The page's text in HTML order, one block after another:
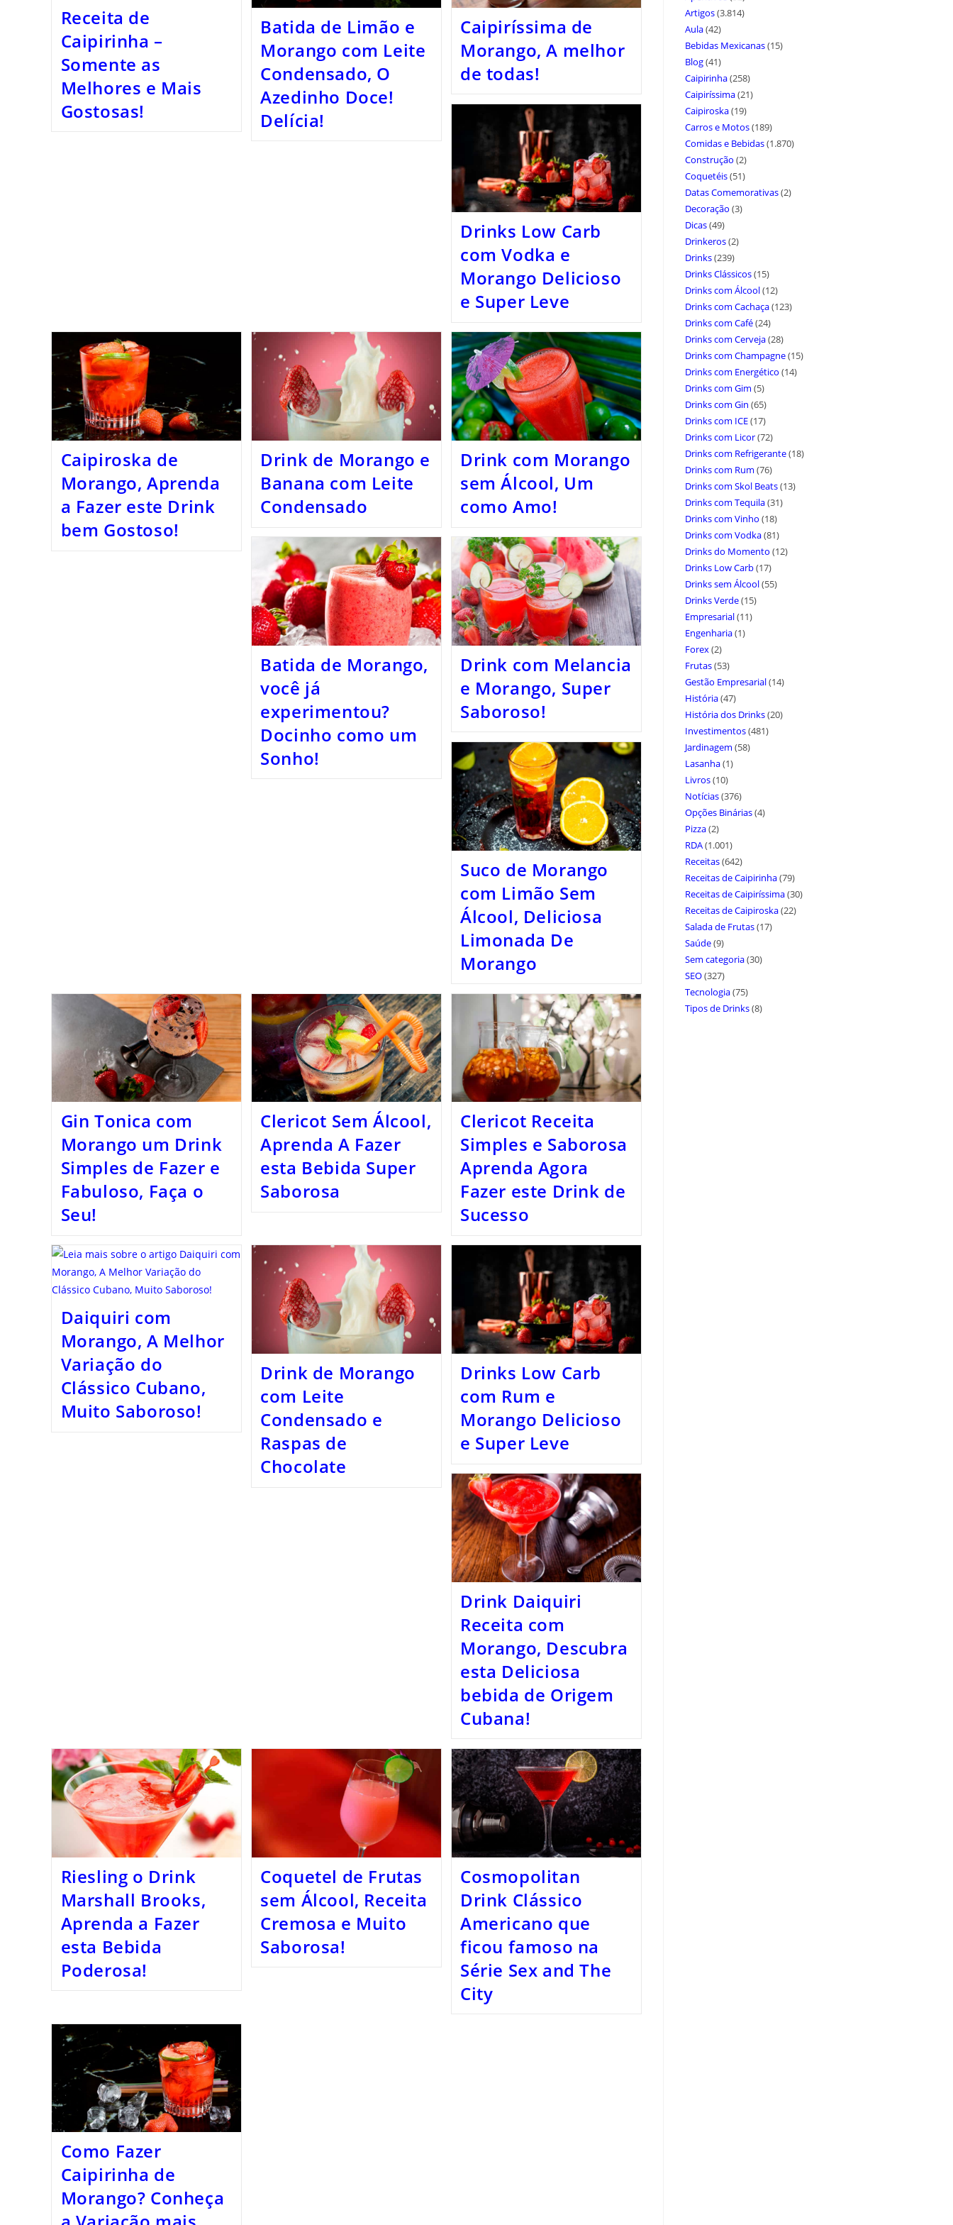
Receita de
Caipirinha –
Somente as
Melhores e Mais
Gostosas!
Batida de Limão e
Morango com Leite
Condensado, O
Azedinho Doce!
Delícia!
Caipiríssima de
Morango, A melhor
de todas!
Drinks Low Carb
com Vodka e
Morango Delicioso
e Super Leve
Caipiroska de
Morango, Aprenda
a Fazer este Drink
bem Gostoso!
Drink de Morango e
Banana com Leite
Condensado
Drink com Morango
sem Álcool, Um
como Amo!
Batida de Morango,
você já
experimentou?
Docinho como um
Sonho!
Drink com Melancia
e Morango, Super
Saboroso!
Suco de Morango
com Limão Sem
Álcool, Deliciosa
Limonada De
Morango
Gin Tonica com
Morango um Drink
Simples de Fazer e
Fabuloso, Faça o
Seu!
Clericot Sem Álcool,
Aprenda A Fazer
esta Bebida Super
Saborosa
Clericot Receita
Simples e Saborosa
Aprenda Agora
Fazer este Drink de
Sucesso
Daiquiri com
Morango, A Melhor
Variação do
Clássico Cubano,
Muito Saboroso!
Drink de Morango
com Leite
Condensado e
Raspas de
Chocolate
Drinks Low Carb
com Rum e
Morango Delicioso
e Super Leve
Drink Daiquiri
Receita com
Morango, Descubra
esta Deliciosa
bebida de Origem
Cubana!
Riesling o Drink
Marshall Brooks,
Aprenda a Fazer
esta Bebida
Poderosa!
Coquetel de Frutas
sem Álcool, Receita
Cremosa e Muito
Saborosa!
Cosmopolitan
Drink Clássico
Americano que
ficou famoso na
Série Sex and The
City
Como Fazer
Caipirinha de
Morango? Conheça
Artigos(3.814)
Aula(42)
Bebidas Mexicanas(15)
Blog(41)
Caipirinha(258)
Caipiríssima(21)
Caipiroska(19)
Carros e Motos(189)
Comidas e Bebidas(1.870)
Construção (2)
Coquetéis(51)
Datas Comemorativas(2)
Decoração (3)
Dicas(49)
Drinkeros(2)
Drinks(239)
Drinks Clássicos(15)
Drinks com Álcool(12)
Drinks com Cachaça(123)
Drinks com Café(24)
Drinks com Cerveja(28)
Drinks com Champagne(15)
Drinks com Energético (14)
Drinks com Gim (5)
Drinks com Gin (65)
Drinks com ICE(17)
Drinks com Licor(72)
Drinks com Refrigerante(18)
Drinks com Rum (76)
Drinks com Skol Beats(13)
Drinks com Tequila(31)
Drinks com Vinho (18)
Drinks com Vodka(81)
Drinks do Momento (12)
Drinks Low Carb(17)
Drinks sem Álcool(55)
Drinks Verde(15)
Empresarial(11)
Engenharia(1)
Forex(2)
Frutas(53)
Gestão Empresarial(14)
História(47)
História dos Drinks(20)
Investimentos(481)
Jardinagem (58)
Lasanha(1)
Livros(10)
Notícias(376)
Opções Binárias(4)
Pizza(2)
RDA(1.001)
Receitas(642)
Receitas de Caipirinha(79)
Receitas de Caipiríssima(30)
Receitas de Caipiroska(22)
Salada de Frutas(17)
Saúde(9)
Sem categoria(30)
SEO(327)
Tecnologia(75)
Tipos de Drinks(8)